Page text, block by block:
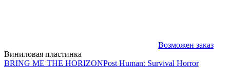
Возможен заказ
Виниловая пластинка
BRING ME THE HORIZONPost Human: Survival Horror